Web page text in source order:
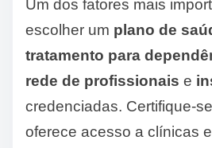
Um dos fatores mais
escolher um plano de
tratamento para
rede de profissionais e
credenciadas. Certifique-
oferece acesso a clínicas